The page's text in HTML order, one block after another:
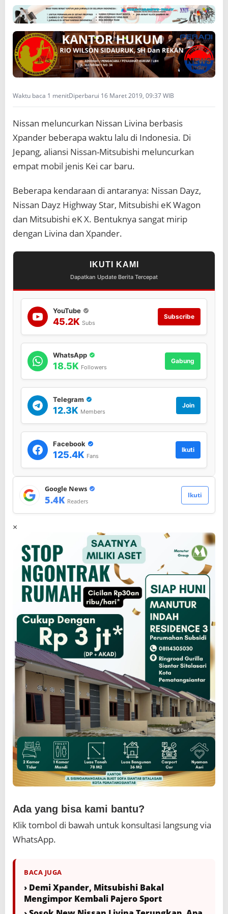
n
L
v
i
n
a
V
r
s
M
u
g
i
l
Waktu baca 1 menitDiperbarui 16 Maret 2019, 09:37 WIB
Nissan meluncurkan Nissan Livina berbasis
Xpander beberapa waktu lalu di Indonesia. Di
Jepang, aliansi Nissan-Mitsubishi meluncurkan
empat mobil jenis Kei car baru.
Beberapa kendaraan di antaranya: Nissan Dayz,
Nissan Dayz Highway Star, Mitsubishi eK Wagon
dan Mitsubishi eK X. Bentuknya sangat mirip
dengan Livina dan Xpander.
IKUTI KAMI
Dapatkan Update Berita Tercepat
YouTube
45.2K Subs
Subscribe
WhatsApp
18.5K Followers
Gabung
Telegram
12.3K Members
Join
Facebook
125.4K Fans
Ikuti
Google News
5.4K Readers
Ikuti
×
Ada yang bisa kami bantu?
Klik tombol di bawah untuk konsultasi langsung via
WhatsApp.
BACA JUGA
› Demi Xpander, Mitsubishi Bakal
Mengimpor Kembali Pajero Sport